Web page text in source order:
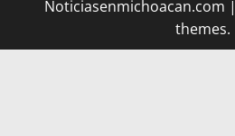
Noticiasenmichoacan.com |
themes.